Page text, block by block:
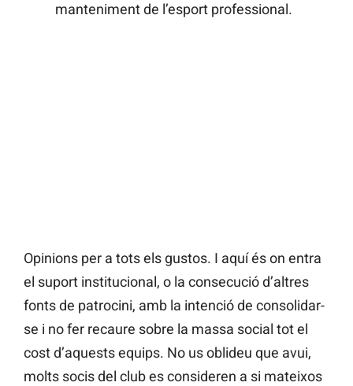
manteniment de l’esport professional.
Opinions per a tots els gustos. I aquí és on entra
el suport institucional, o la consecució d’altres
fonts de patrocini, amb la intenció de consolidar-
se i no fer recaure sobre la massa social tot el
cost d’aquests equips. No us oblideu que avui,
molts socis del club es consideren a si mateixos